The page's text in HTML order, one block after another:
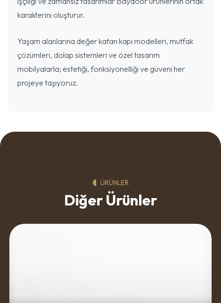
karakterini oluşturur.
Yaşam alanlarına değer katan kapı modelleri, mutfak
çözümleri, dolap sistemleri ve özel tasarım
mobilyalarla; estetiği, fonksiyonelliği ve güveni her
projeye taşıyoruz.
ÜRÜNLER
Diğer Ürünler